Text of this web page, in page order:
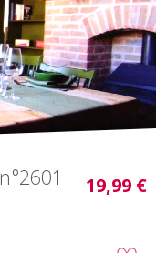
n°2601
19,99 €